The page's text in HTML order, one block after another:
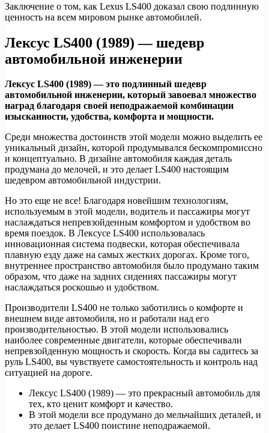
Заключение о том, как Lexus LS400 доказал свою подлинную
ценность на всем мировом рынке автомобилей.
Лексус LS400 (1989) — шедевр
автомобильной инженерии
Лексус LS400 (1989) — это подлинный шедевр
автомобильной инженерии, который завоевал множество
наград благодаря своей неподражаемой комбинации
изысканности, удобства, комфорта и мощности.
Среди множества достоинств этой модели можно выделить ее
уникальный дизайн, которой продумывался бескомпромиссно
и концептуально. В дизайне автомобиля каждая деталь
продумана до мелочей, и это делает LS400 настоящим
шедевром автомобильной индустрии.
Но это еще не все! Благодаря новейшим технологиям,
используемым в этой модели, водитель и пассажиры могут
наслаждаться непревзойденным комфортом и удобством во
время поездок. В Лексусе LS400 использовалась
инновационная система подвески, которая обеспечивала
плавную езду даже на самых жестких дорогах. Кроме того,
внутреннее пространство автомобиля было продумано таким
образом, что даже на задних сидениях пассажиры могут
наслаждаться роскошью и удобством.
Производители LS400 не только заботились о комфорте и
внешнем виде автомобиля, но и работали над его
производительностью. В этой модели использовались
наиболее современные двигатели, которые обеспечивали
непревзойденную мощность и скорость. Когда вы садитесь за
руль LS400, вы чувствуете самостоятельность и контроль над
ситуацией на дороге.
Лексус LS400 (1989) — это прекрасный автомобиль для
тех, кто ценит комфорт и качество.
В этой модели все продумано до мельчайших деталей, и
это делает LS400 поистине неподражаемой.